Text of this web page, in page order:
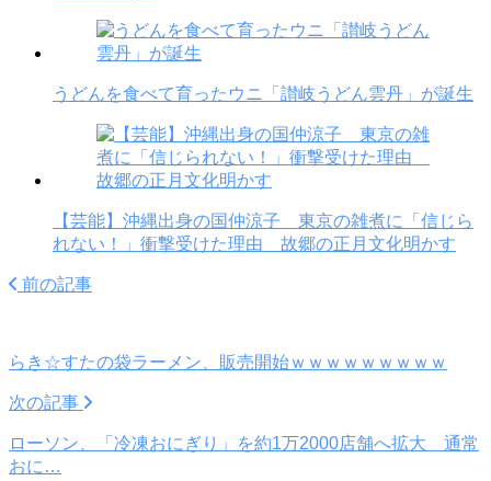
うどんを食べて育ったウニ「讃岐うどん雲丹」が誕生
【芸能】沖縄出身の国仲涼子 東京の雑煮に「信じら
れない！」衝撃受けた理由 故郷の正月文化明かす
前の記事
らき☆すたの袋ラーメン、販売開始ｗｗｗｗｗｗｗｗｗ
次の記事
ローソン、「冷凍おにぎり」を約1万2000店舗へ拡大 通常
おに…